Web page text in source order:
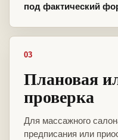
под фактический
03
Плановая
проверка
Для массажного
предписания или